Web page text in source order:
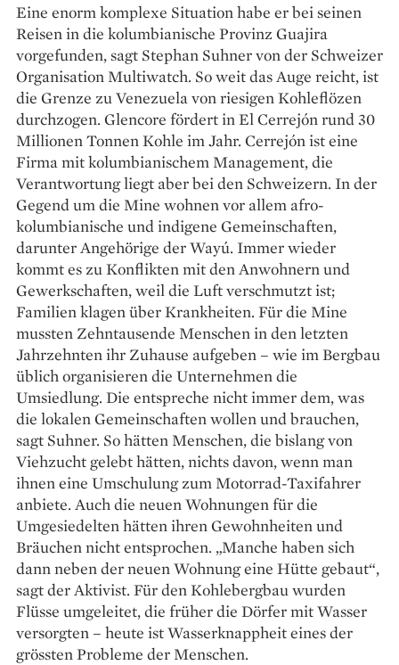
Eine enorm komplexe Situation habe er bei seinen
Reisen in die kolumbianische Provinz Guajira
vorgefunden, sagt Stephan Suhner von der Schweizer
Organisation Multiwatch. So weit das Auge reicht, ist
die Grenze zu Vene­zuela von riesigen Kohleflözen
durchzogen. Glencore fördert in El Cerrejón rund 30
Millionen Ton­nen Kohle im Jahr. Cerrejón ist eine
Firma mit kolumbianischem Management, die
Verant­wortung liegt aber bei den Schweizern. In der
Gegend um die Mine wohnen vor allem afro­
kolumbianische und indigene Gemein­schaften,
darunter Angehörige der Wayú. Immer wieder
kommt es zu Konflikten mit den An­wohnern und
Gewerkschaften, weil die Luft verschmutzt ist;
Familien klagen über Krankheiten. Für die Mine
mussten Zehntausende Menschen in den letzten
Jahrzehnten ihr Zuhause aufgeben – wie im Bergbau
üblich organisieren die Unternehmen die
Umsiedlung. Die entspreche nicht immer dem, was
die lokalen Gemeinschaften wollen und brauchen,
sagt Suhner. So hätten Menschen, die bislang von
Viehzucht gelebt hätten, nichts davon, wenn man
ihnen eine Umschulung zum Motorrad-Taxifahrer
anbiete. Auch die neuen Wohnungen für die
Umgesiedelten hätten ihren Gewohnheiten und
Bräuchen nicht entsprochen. „Manche haben sich
dann neben der neuen Woh­nung eine Hütte gebaut“,
sagt der Aktivist. Für den Kohlebergbau wurden
Flüsse umgeleitet, die früher die Dörfer mit Wasser
versorgten – heute ist Wasserknappheit eines der
grössten Probleme der Menschen.